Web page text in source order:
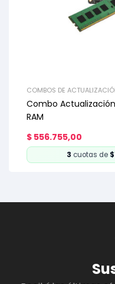
COMBOS DE
Combo Actualización
RAM
$ 556.755,00
3 cuotas de